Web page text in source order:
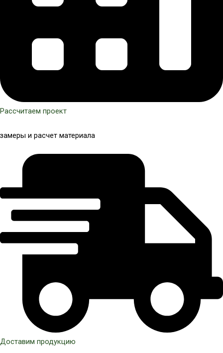
Рассчитаем проект
замеры и расчет материала
Доставим продукцию